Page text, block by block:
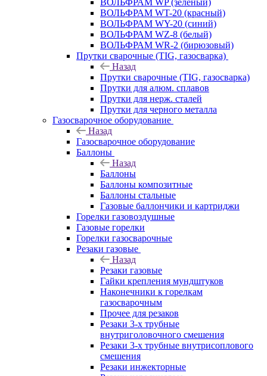
ВОЛЬФРАМ WP (зеленый)
ВОЛЬФРАМ WT-20 (красный)
ВОЛЬФРАМ WY-20 (синий)
ВОЛЬФРАМ WZ-8 (белый)
ВОЛЬФРАМ WR-2 (бирюзовый)
Прутки сварочные (TIG, газосварка)
Назад
Прутки сварочные (TIG, газосварка)
Прутки для алюм. сплавов
Прутки для нерж. сталей
Прутки для черного металла
Газосварочное оборудование
Назад
Газосварочное оборудование
Баллоны
Назад
Баллоны
Баллоны композитные
Баллоны стальные
Газовые баллончики и картриджи
Горелки газовоздушные
Газовые горелки
Горелки газосварочные
Резаки газовые
Назад
Резаки газовые
Гайки крепления мундштуков
Наконечники к горелкам
газосварочным
Прочее для резаков
Резаки 3-х трубные
внутриголовочного смешения
Резаки 3-х трубные внутрисоплового
смешения
Резаки инжекторные